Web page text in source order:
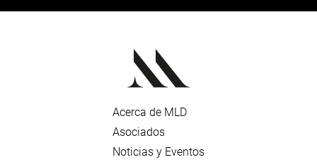
Acerca de MLD
Asociados
Noticias y Eventos